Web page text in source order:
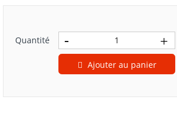
Quantité
Ajouter au panier